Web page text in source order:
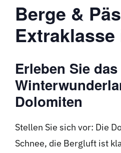
Berge &
Erleben Sie das
Dolomiten
Stellen Sie sich vor: Die
Schnee, die Bergluft ist